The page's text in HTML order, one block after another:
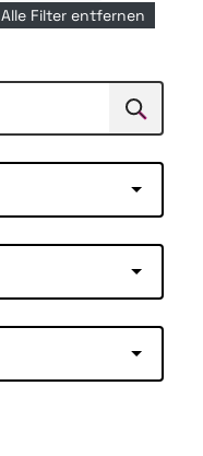
Alle Filter entfernen
Suchen